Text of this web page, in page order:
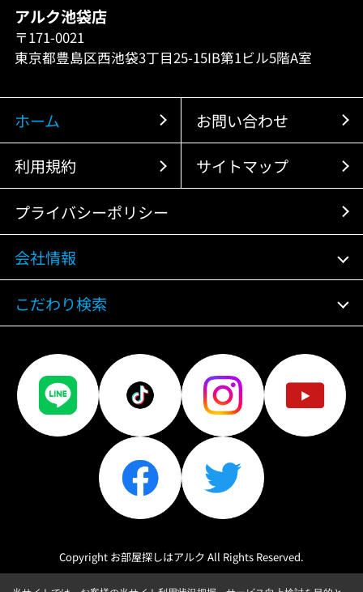
アルク池袋店
〒171-0021
東京都豊島区西池袋3丁目25-15IB第1ビル5階A室
ホーム お問い合わせ
利用規約 サイトマップ
プライバシーポリシー
会社情報
こだわり検索
Copyright お部屋探しはアルク All Rights Reserved.